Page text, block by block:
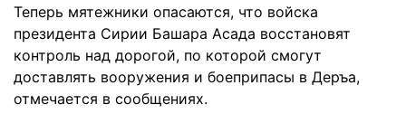
Теперь мятежники опасаются, что войска
президента Сирии Башара Асада восстановят
контроль над дорогой, по которой смогут
доставлять вооружения и боеприпасы в Деръа,
отмечается в сообщениях.